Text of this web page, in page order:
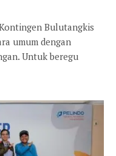
Bulutangkis
umum dengan
Untuk beregu